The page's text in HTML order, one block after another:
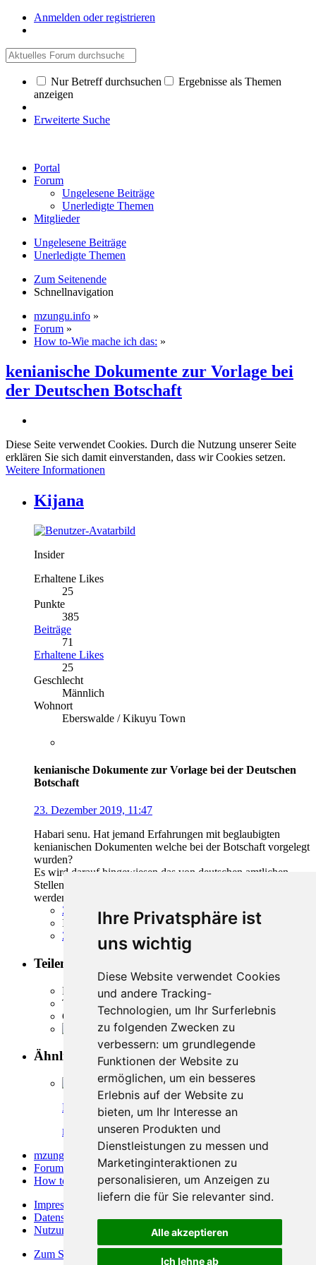
Ihre Privatsphäre ist
uns wichtig
Diese Website verwendet Cookies
und andere Tracking-
Technologien, um Ihr Surferlebnis
zu folgenden Zwecken zu
verbessern: um grundlegende
Funktionen der Website zu
ermöglichen, um ein besseres
Erlebnis auf der Website zu
bieten, um Ihr Interesse an
unseren Produkten und
Dienstleistungen zu messen und
Marketinginteraktionen zu
personalisieren, um Anzeigen zu
liefern die für Sie relevanter sind.
Alle akzeptieren
Ich lehne ab
Anmelden oder registrieren
Nur Betreff durchsuchen
Ergebnisse als Themen
anzeigen
Erweiterte Suche
Portal
Forum
Ungelesene Beiträge
Unerledigte Themen
Mitglieder
Ungelesene Beiträge
Unerledigte Themen
Zum Seitenende
Schnellnavigation
mzungu.info »
Forum »
How to-Wie mache ich das: »
kenianische Dokumente zur Vorlage bei
der Deutschen Botschaft
Diese Seite verwendet Cookies. Durch die Nutzung unserer Seite
erklären Sie sich damit einverstanden, dass wir Cookies setzen.
Weitere Informationen
Kijana
Insider
Erhaltene Likes
25
Punkte
385
Beiträge
71
Erhaltene Likes
25
Geschlecht
Männlich
Wohnort
Eberswalde / Kikuyu Town
kenianische Dokumente zur Vorlage bei der Deutschen
Botschaft
23. Dezember 2019, 11:47
Habari senu. Hat jemand Erfahrungen mit beglaubigten
kenianischen Dokumenten welche bei der Botschaft vorgelegt
wurden?
Es wird darauf hingewiesen das von deutschen amtlichen
Stellen beglaubigte Kopien zur Beantragung verwendet
werden.
Zitieren
Inhalt melden
Zum Seitenanfang
Teilen
Facebook
Twitter
Google Plus
Reddit
Ähnliche Themen
Heirat einer Kenianerin
NinoDi 11. Juli 2017, 14:56-How to-Wie mache ich das:
mzungu.info
Forum
How to-Wie mache ich das: »
Impressum
Datenschutzerklärung
Nutzungsbedingungen
Zum Seitenanfang